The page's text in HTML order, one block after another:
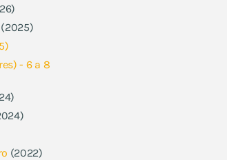
(2025)
- 6 a 8
(2022)